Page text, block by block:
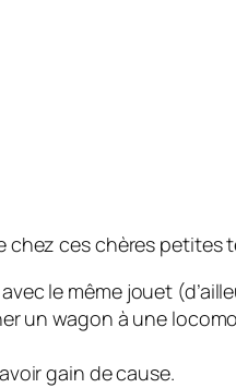
chez ces chères petites
le même jouet
un wagon à une
gain de cause.